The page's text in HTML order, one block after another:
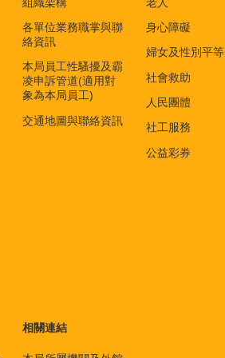
各單位業務職掌與聯
絡資訊
本局員工性騷擾及霸
凌申訴管道(適用對
象為本局員工)
交通地圖與聯絡資訊
身心障礙
婦女及性別平等
社會救助
人民團體
社工服務
公益彩券
相關連結